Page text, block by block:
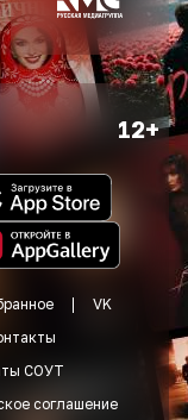
12+
VK
СОУТ
соглашение